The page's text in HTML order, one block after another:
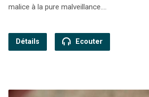
malice à la pure malveillance.…
Détails Ecouter